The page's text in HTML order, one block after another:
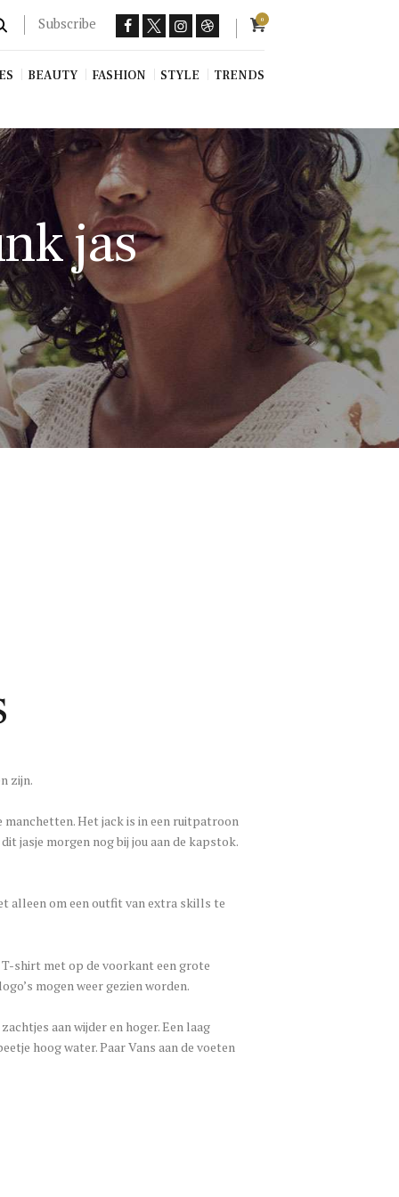
Subscribe 0
BEAUTY FASHION STYLE TRENDS
jas
zijn.
Het jack is in een ruitpatroon
jasje morgen nog bij jou aan de kapstok.
alleen om een outfit van extra skills te
shirt met op de voorkant een grote
mogen weer gezien worden.
aan wijder en hoger. Een laag
hoog water. Paar Vans aan de voeten